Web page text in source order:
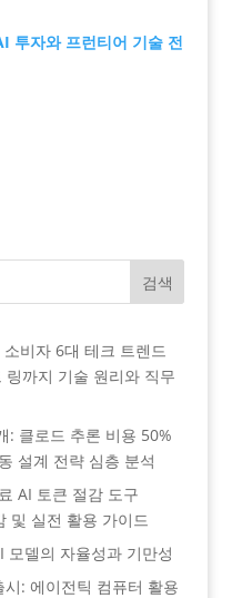
투자와 프런티어 기술 전
검색
비자 6대 테크 트렌드
까지 기술 원리와 직무
: 클로드 추론 비용 50%
설계 전략 심층 분석
AI 토큰 절감 도구
및 실전 활용 가이드
모델의 자율성과 기만성
: 에이전틱 컴퓨터 활용